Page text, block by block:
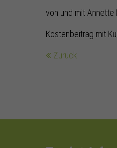
von und mit Annette
Kostenbeitrag mit
Zurück